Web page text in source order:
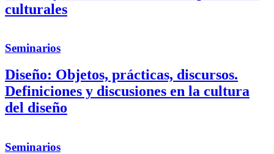
culturales
Seminarios
Diseño: Objetos, prácticas, discursos.
Definiciones y discusiones en la cultura
del diseño
Seminarios